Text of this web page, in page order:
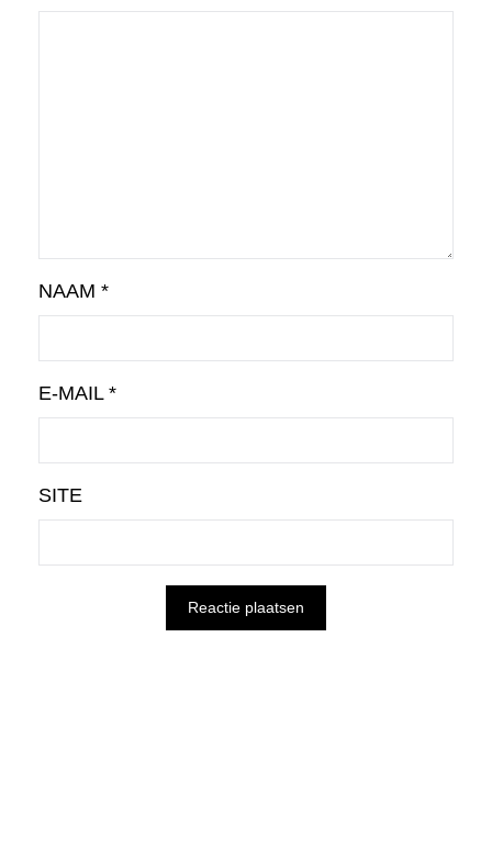
NAAM *
E-MAIL *
SITE